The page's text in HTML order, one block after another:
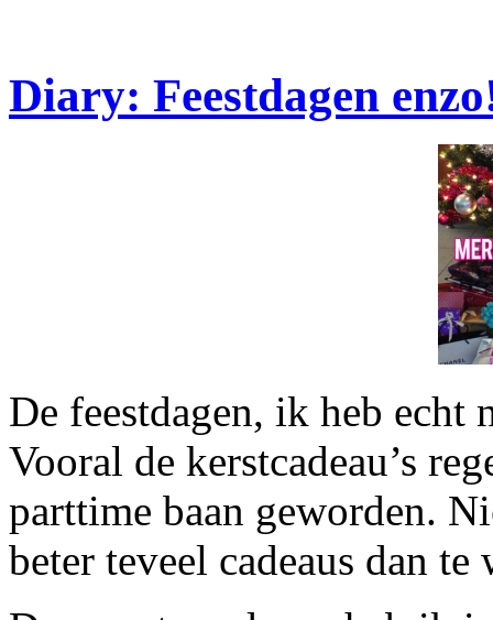
Diary: Feestdagen
De feestdagen, ik heb echt
Vooral de kerstcadeau’s
parttime baan geworden.
beter teveel cadeaus dan te